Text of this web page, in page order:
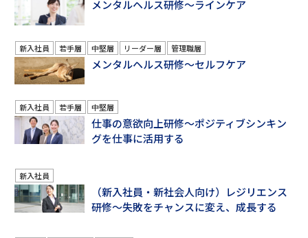
メンタルヘルス研修～ラインケア
新入社員 若手層 中堅層 リーダー層 管理職層
メンタルヘルス研修～セルフケア
新入社員 若手層 中堅層
仕事の意欲向上研修～ポジティブシンキン
グを仕事に活用する
新入社員
（新入社員・新社会人向け）レジリエンス
研修～失敗をチャンスに変え、成長する